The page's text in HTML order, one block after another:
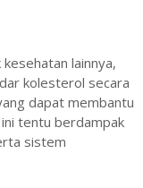
lainnya,
kolesterol secara
dapat membantu
tentu berdampak
sistem